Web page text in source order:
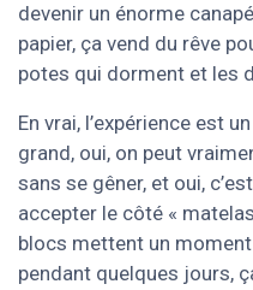
devenir un énorme
papier, ça vend du rêve
potes qui dorment et les
En vrai, l’expérience est
grand, oui, on peut
sans se gêner, et oui,
accepter le côté «
blocs mettent un
pendant quelques jours,